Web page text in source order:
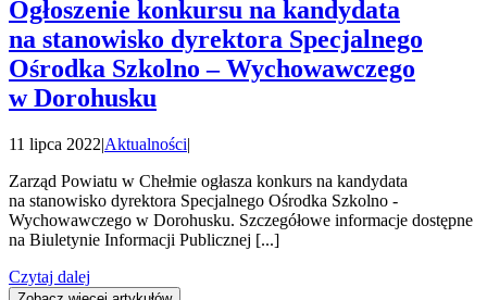
Ogłoszenie konkursu na kandydata
na stanowisko dyrektora Specjalnego
Ośrodka Szkolno – Wychowawczego
w Dorohusku
11 lipca 2022|Aktualności|
Zarząd Powiatu w Chełmie ogłasza konkurs na kandydata
na stanowisko dyrektora Specjalnego Ośrodka Szkolno -
Wychowawczego w Dorohusku. Szczegółowe informacje dostępne
na Biuletynie Informacji Publicznej [...]
Czytaj dalej